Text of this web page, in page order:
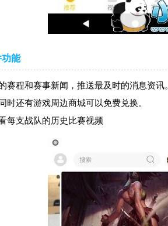
能
程和赛事新闻，推送最及时的消息资讯。
还有游戏周边商城可以免费兑换。
每支战队的历史比赛视频